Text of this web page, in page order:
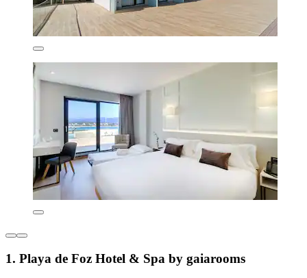
1. Playa de Foz Hotel & Spa by gaiarooms